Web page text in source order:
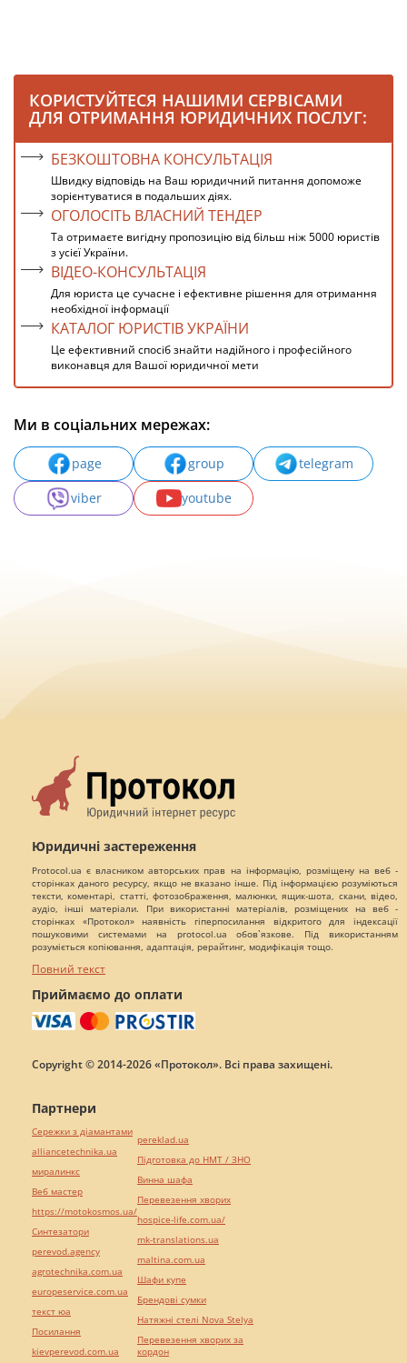
КОРИСТУЙТЕСЯ НАШИМИ СЕРВІСАМИ
ДЛЯ ОТРИМАННЯ ЮРИДИЧНИХ ПОСЛУГ:
БЕЗКОШТОВНА КОНСУЛЬТАЦІЯ
Швидку відповідь на Ваш юридичний питання допоможе
зорієнтуватися в подальших діях.
ОГОЛОСІТЬ ВЛАСНИЙ ТЕНДЕР
Та отримаєте вигідну пропозицію від більш ніж 5000 юристів
з усієї України.
ВІДЕО-КОНСУЛЬТАЦІЯ
Для юриста це сучасне і ефективне рішення для отримання
необхідної інформації
КАТАЛОГ ЮРИСТІВ УКРАЇНИ
Це ефективний спосіб знайти надійного і професійного
виконавця для Вашої юридичної мети
Ми в соціальних мережах:
page group
telegram
viber
youtube
Юридичні застереження
Protocol.ua є власником авторських прав на інформацію, розміщену на веб -
сторінках даного ресурсу, якщо не вказано інше. Під інформацією розуміються
тексти, коментарі, статті, фотозображення, малюнки, ящик-шота, скани, відео,
аудіо, інші матеріали. При використанні матеріалів, розміщених на веб -
сторінках «Протокол» наявність гіперпосилання відкритого для індексації
пошуковими системами на protocol.ua обов`язкове. Під використанням
розуміється копіювання, адаптація, рерайтинг, модифікація тощо.
Повний текст
Приймаємо до оплати
Copyright © 2014-2026 «Протокол». Всі права захищені.
Партнери
Сережки з діамантами
alliancetechnika.ua
миралинкс
Веб мастер
https://motokosmos.ua/
Синтезатори
perevod.agency
agrotechnika.com.ua
europeservice.com.ua
текст юа
Посилання
kievperevod.com.ua
pereklad.ua
Підготовка до НМТ / ЗНО
Винна шафа
Перевезення хворих
hospice-life.com.ua/
mk-translations.ua
maltina.com.ua
Шафи купе
Брендові сумки
Натяжні стелі Nova Stelya
Перевезення хворих за
кордон